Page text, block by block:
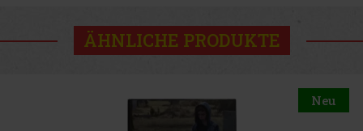
ÄHNLICHE PRODUKTE
Neu